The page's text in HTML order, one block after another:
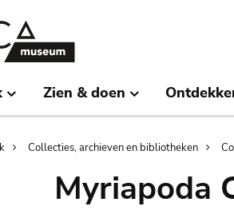
Zien & doen
Collecties, archieven en bibliotheken
Myriapoda